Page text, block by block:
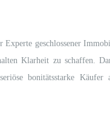
geschlossener
Klarheit zu schaffen.
bonitätsstarke Käufer